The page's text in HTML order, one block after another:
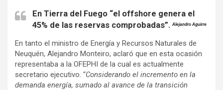
En Tierra del Fuego “el offshore genera el
45% de las reservas comprobadas”.Alejandro Aguirre
En tanto el ministro de Energía y Recursos Naturales de
Neuquén, Alejandro Monteiro, aclaró que en esta ocasión
representaba a la OFEPHI de la cual es actualmente
secretario ejecutivo. “Considerando el incremento en la
demanda energía, sumado al avance de la transición